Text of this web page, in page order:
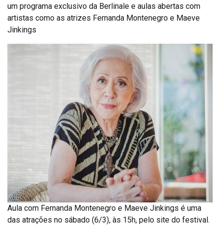
um programa exclusivo da Berlinale e aulas abertas com
artistas como as atrizes Fernanda Montenegro e Maeve
Jinkings
Aula com Fernanda Montenegro e Maeve Jinkings é uma
das atrações no sábado (6/3), às 15h, pelo site do festival.